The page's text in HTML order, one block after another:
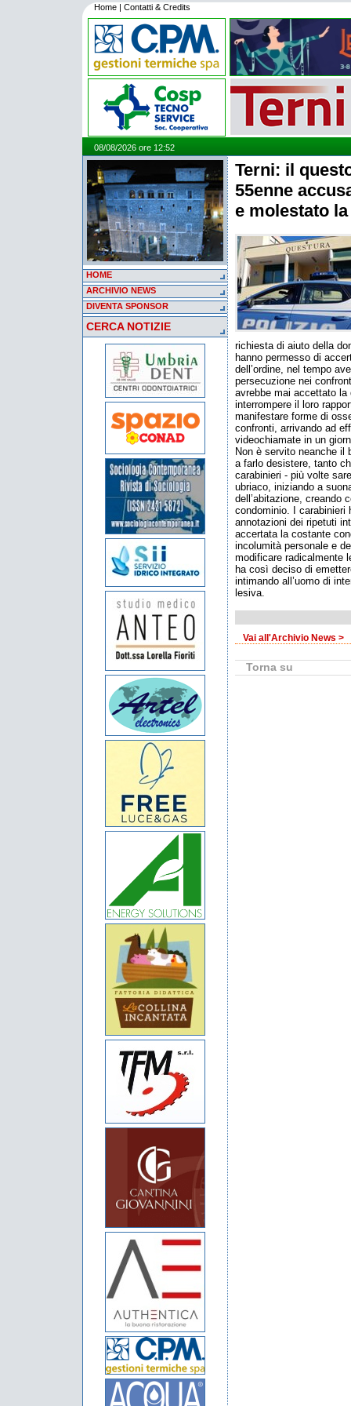
Home | Contatti & Credits
08/08/2026 ore 12:52
HOME
ARCHIVIO NEWS
DIVENTA SPONSOR
CERCA NOTIZIE
Terni: il
55enne
e molestato
richiesta di aiuto della
hanno permesso di
dell’ordine, nel tempo
persecuzione nei
avrebbe mai accettato
interrompere il loro
manifestare forme di
confronti, arrivando ad
videochiamate in un
Non è servito neanche il
a farlo desistere, tanto
carabinieri - più volte
ubriaco, iniziando a
dell’abitazione, creando
condominio. I carabinieri
annotazioni dei ripetuti
accertata la costante
incolumità personale e
modificare radicalmente
ha così deciso di
intimando all’uomo di
lesiva.
Vai all'Archivio News >
Torna su